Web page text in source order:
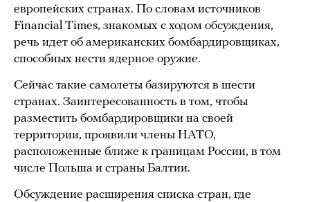
европейских странах. По словам источников
Financial Times, знакомых с ходом обсуждения,
речь идет об американских бомбардировщиках,
способных нести ядерное оружие.
Сейчас такие самолеты базируются в шести
странах. Заинтересованность в том, чтобы
разместить бомбардировщики на своей
территории, проявили члены НАТО,
расположенные ближе к границам России, в том
числе Польша и страны Балтии.
Обсуждение расширения списка стран, где